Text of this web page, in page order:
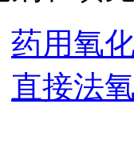
药用氧
直接法